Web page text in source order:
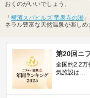
おくのがいいでしょう。
「 横濱スパヒルズ 竜泉寺の湯
ネラル豊富な天然温泉が楽しめ
第20回ニ
全国約2.2万
気施設は…